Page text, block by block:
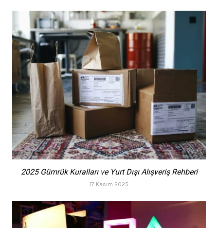
2025 Gümrük Kuralları ve Yurt Dışı Alışveriş Rehberi
17 Kasım 2025